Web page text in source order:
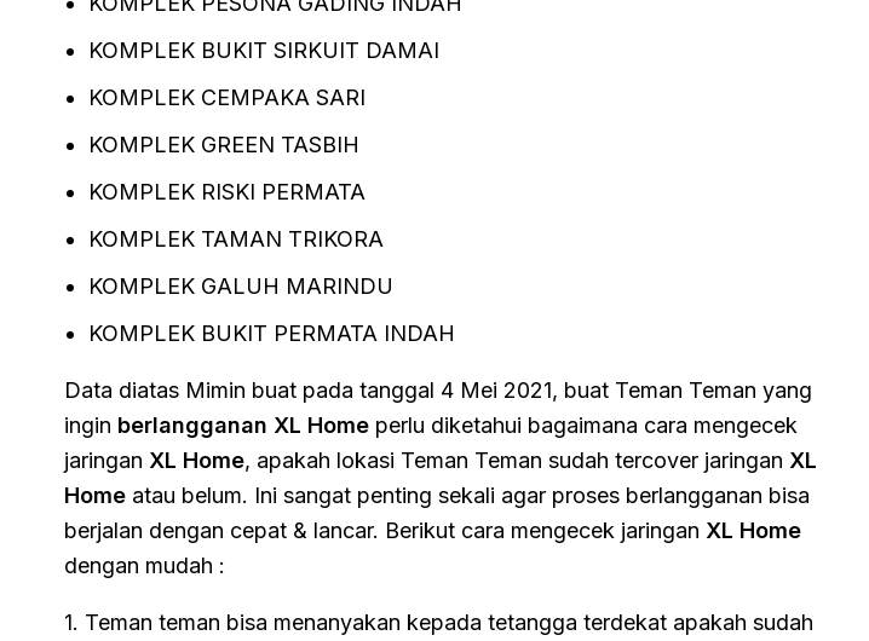
KOMPLEK BUKIT SIRKUIT DAMAI
KOMPLEK CEMPAKA SARI
KOMPLEK GREEN TASBIH
KOMPLEK RISKI PERMATA
KOMPLEK TAMAN TRIKORA
KOMPLEK GALUH MARINDU
KOMPLEK BUKIT PERMATA INDAH
Data diatas Mimin buat pada tanggal 4 Mei 2021, buat Teman Teman yang
ingin berlangganan XL Home perlu diketahui bagaimana cara mengecek
jaringan XL Home, apakah lokasi Teman Teman sudah tercover jaringan XL
Home atau belum. Ini sangat penting sekali agar proses berlangganan bisa
berjalan dengan cepat & lancar. Berikut cara mengecek jaringan XL Home
dengan mudah :
1. Teman teman bisa menanyakan kepada tetangga terdekat apakah sudah